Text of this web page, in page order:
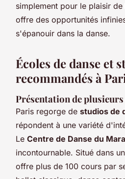
simplement pour le plaisir
offre des opportunités
s'épanouir dans la danse.
Écoles de danse et
recommandés à
Présentation de plusieurs
Paris regorge de studios de
répondent à une variété
Le Centre de Danse du
incontournable. Situé dans
offre plus de 100 cours par